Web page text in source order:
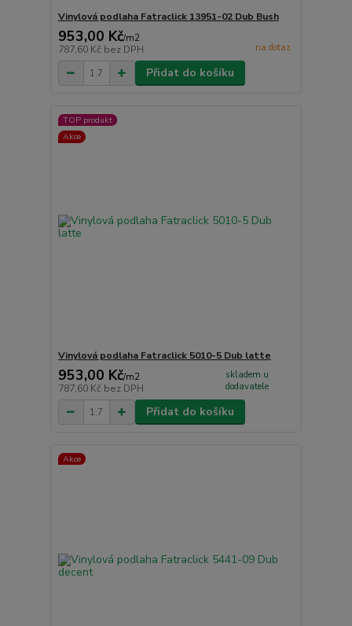
Vinylová podlaha Fatraclick 13951-02 Dub Bush
953,00 Kč/m2
787,60 Kč bez DPH na dotaz
Přidat do košíku
TOP produkt
Akce
Vinylová podlaha Fatraclick 5010-5 Dub latte
953,00 Kč/m2
787,60 Kč bez DPH
skladem u
dodavatele
Přidat do košíku
Akce